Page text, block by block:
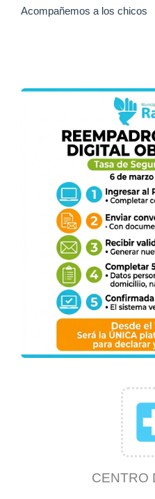
Acompañemos a los chicos
CENTRO